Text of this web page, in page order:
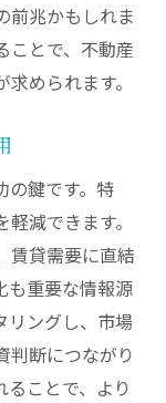
前兆かもしれま
ことで、不動産
められます。
の鍵です。特
減できます。
賃貸需要に直結
も重要な情報源
リングし、市場
判断につながり
ことで、より